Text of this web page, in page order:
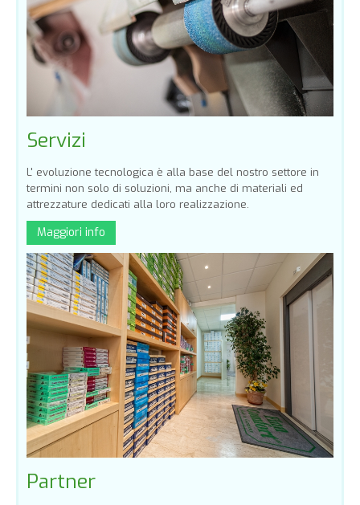
Servizi
L' evoluzione tecnologica è alla base del nostro settore in
termini non solo di soluzioni, ma anche di materiali ed
attrezzature dedicati alla loro realizzazione.
Maggiori info
Partner